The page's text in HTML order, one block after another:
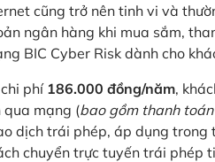
cũng trở nên tinh vi và
ngân hàng khi mua sắm,
BIC Cyber Risk dành cho
phí 186.000 đồng/năm,
mạng (bao gồm thanh
dịch trái phép, áp dụng
chuyển trực tuyến trái